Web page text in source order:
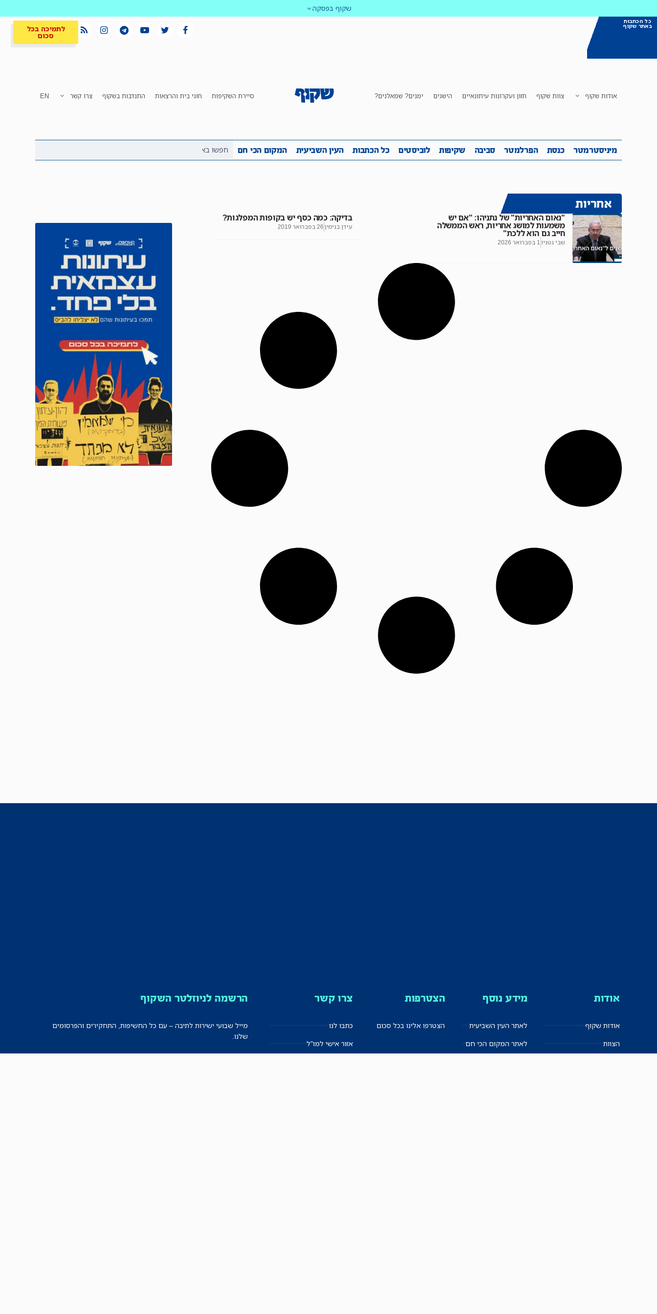
שקוף בפסקה
כל הכתבות
באתר שקוף לתמיכה בכל
סכום
אודות שקוף צוות שקוף חזון ועקרונות עיתונאיים הישגים ימנים? שמאלנים? סיירת השקיפות חוגי בית והרצאות התנדבות בשקוף צרו קשר EN
מיניסטרמטר כנסת הפרלמטר סביבה שקיפות לוביסטים כל הכתבות העין השביעית המקום הכי חם
מיניסטרמטר כנסת הפרלמטר סביבה שקיפות לוביסטים כל הכתבות העין השביעית המקום הכי חם לתמיכה בכל
אחריות
"נאום האחריות" של נתניהו: "אם יש
משמעות למושג אחריות, ראש הממשלה
חייב גם הוא ללכת"
שבי גטניו 1 בפברואר 2026
בדיקה: כמה כסף יש בקופות המפלגות?
עידן בנימין 26 בפברואר 2019
אודות
אודות שקוף
הצוות
מידע נוסף
לאתר העין השביעית
לאתר המקום הכי חם
הצטרפות
הצטרפו אלינו בכל סכום
צרו קשר
כתבו לנו
אזור אישי למו"ל
הרשמה לניוזלטר השקוף
מייל שבועי ישירות לתיבה – עם כל החשיפות, התחקירים והפרסומים
שלנו.